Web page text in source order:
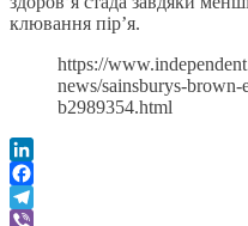
клювання пір’я.
https://
news/sainsburys-
b2989354.html
LinkedIn
Facebook
Telegram